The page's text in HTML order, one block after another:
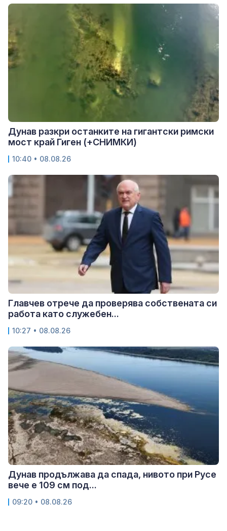
Дунав разкри останките на гигантски римски
мост край Гиген (+СНИМКИ)
10:40 • 08.08.26
Главчев отрече да проверява собствената си
работа като служебен...
10:27 • 08.08.26
Дунав продължава да спада, нивото при Русе
вече е 109 см под...
09:20 • 08.08.26